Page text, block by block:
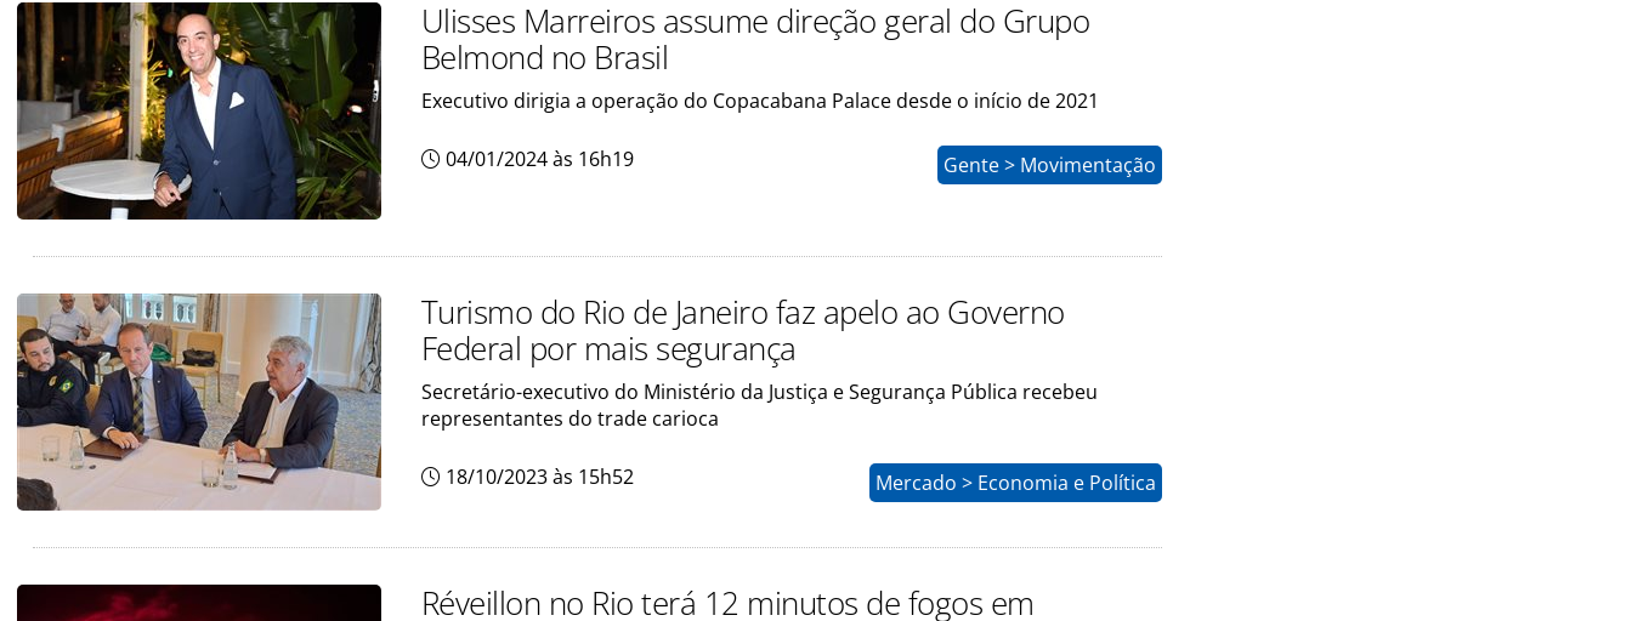
Ulisses Marreiros assume direção geral do Grupo
Belmond no Brasil
Executivo dirigia a operação do Copacabana Palace desde o início de 2021
04/01/2024 às 16h19 Gente > Movimentação
Turismo do Rio de Janeiro faz apelo ao Governo
Federal por mais segurança
Secretário-executivo do Ministério da Justiça e Segurança Pública recebeu
representantes do trade carioca
18/10/2023 às 15h52 Mercado > Economia e Política
Réveillon no Rio terá 12 minutos de fogos em